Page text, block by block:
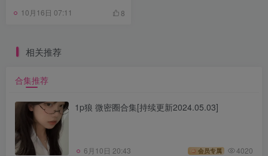
10月16日 07:11 8
相关推荐
合集推荐
1p狼 微密圈合集[持续更新2024.05.03]
6月10日 20:43 会员专属 4020